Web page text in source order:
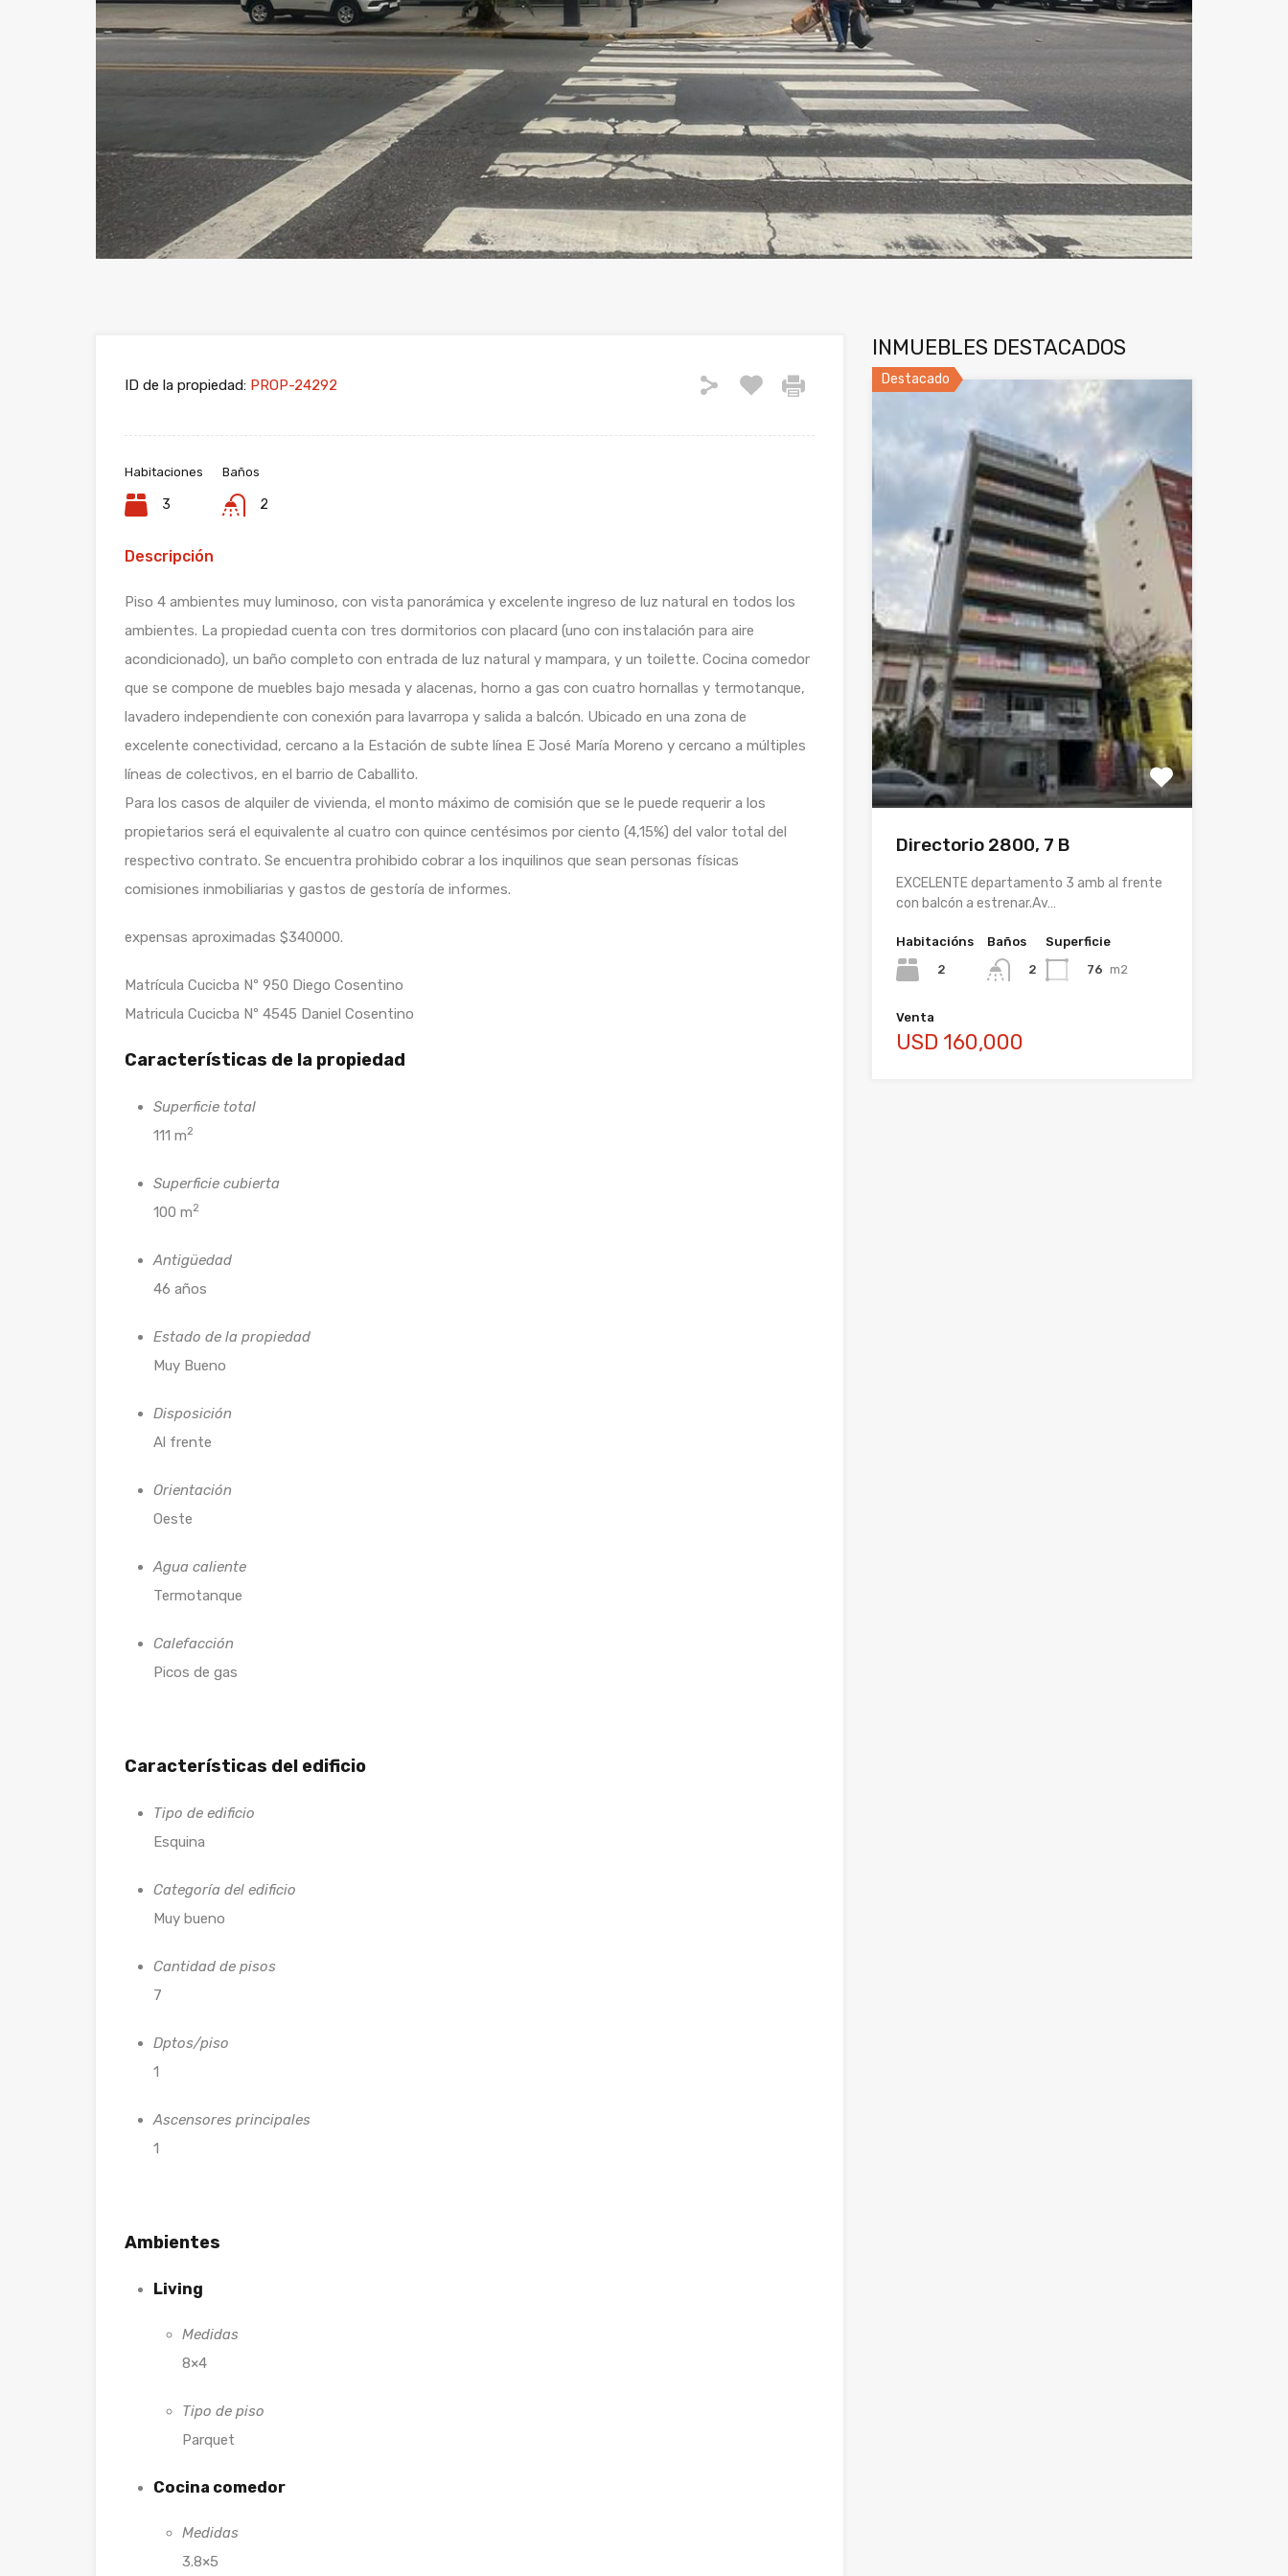
ID de la propiedad: PROP-24292
Habitaciones
3
Baños
2
Descripción
Piso 4 ambientes muy luminoso, con vista panorámica y excelente ingreso de luz natural en todos los
ambientes. La propiedad cuenta con tres dormitorios con placard (uno con instalación para aire
acondicionado), un baño completo con entrada de luz natural y mampara, y un toilette. Cocina comedor
que se compone de muebles bajo mesada y alacenas, horno a gas con cuatro hornallas y termotanque,
lavadero independiente con conexión para lavarropa y salida a balcón. Ubicado en una zona de
excelente conectividad, cercano a la Estación de subte línea E José María Moreno y cercano a múltiples
líneas de colectivos, en el barrio de Caballito.
Para los casos de alquiler de vivienda, el monto máximo de comisión que se le puede requerir a los
propietarios será el equivalente al cuatro con quince centésimos por ciento (4,15%) del valor total del
respectivo contrato. Se encuentra prohibido cobrar a los inquilinos que sean personas físicas
comisiones inmobiliarias y gastos de gestoría de informes.
expensas aproximadas $340000.
Matrícula Cucicba Nº 950 Diego Cosentino
Matricula Cucicba Nº 4545 Daniel Cosentino
Características de la propiedad
Superficie total
111 m2
Superficie cubierta
100 m2
Antigüedad
46 años
Estado de la propiedad
Muy Bueno
Disposición
Al frente
Orientación
Oeste
Agua caliente
Termotanque
Calefacción
Picos de gas
Características del edificio
Tipo de edificio
Esquina
Categoría del edificio
Muy bueno
Cantidad de pisos
7
Dptos/piso
1
Ascensores principales
1
Ambientes
Living
Medidas
8×4
Tipo de piso
Parquet
Cocina comedor
Medidas
3.8×5
INMUEBLES DESTACADOS
Destacado
Directorio 2800, 7 B
EXCELENTE departamento 3 amb al frente
con balcón a estrenar.Av…
Habitacións
2
Baños
2
Superficie
76 m2
Venta
USD 160,000